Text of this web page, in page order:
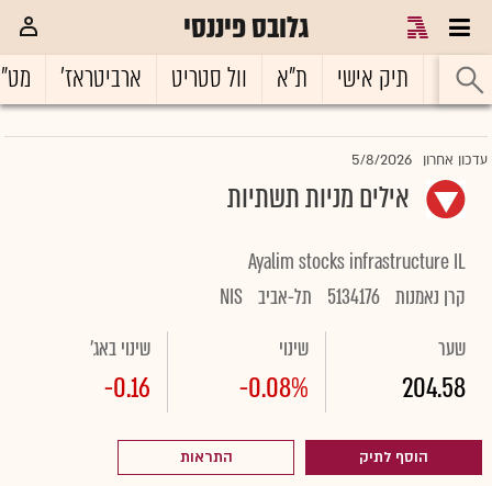
גלובס פיננסי
ראשי תיק אישי ת"א וול סטריט ארביטראז'
עדכון אחרון 5/8/2026
אילים מניות תשתיות
Ayalim stocks infrastructure IL
קרן נאמנות 5134176 תל-אביב NIS
שער
204.58
שינוי
-0.08%
שינוי באג'
-0.16
הוסף לתיק התראות